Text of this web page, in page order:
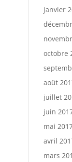
janvier
octobre
août
juillet
juin
mai
avril
mars